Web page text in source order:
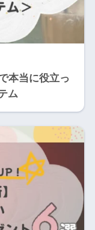
本当に役立っ
ム